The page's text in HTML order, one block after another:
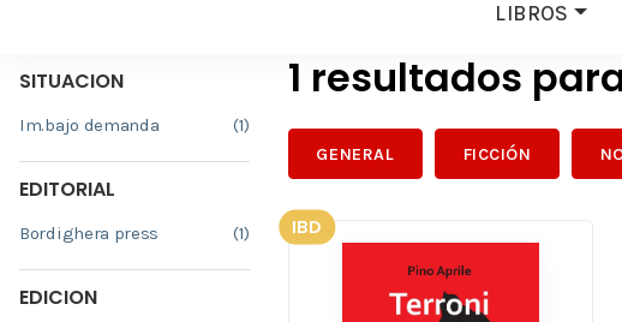
LIBROS
SITUACION
Im.bajo demanda (1)
EDITORIAL
Bordighera press (1)
EDICION
1 resultados
GENERAL FICCIÓN
IBD